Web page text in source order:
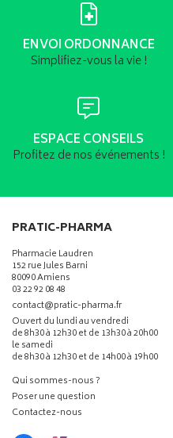
ENVOI ORDONNANCE
Simplifiez-vous la vie !
ESPACE CONSEILS
Profitez de nos événements !
PRATIC-PHARMA
Pharmacie Laudren
152 rue Jules Barni
80090 Amiens
03 22 92 08 48
contact-
@-
pratic-pharma.fr
Ouvert du lundi au vendredi
de 8h30 à 12h30 et de 13h30 à 20h00
le samedi
de 8h30 à 12h30 et de 14h00 à 19h00
Qui sommes-nous ?
Poser une question
Contactez-nous